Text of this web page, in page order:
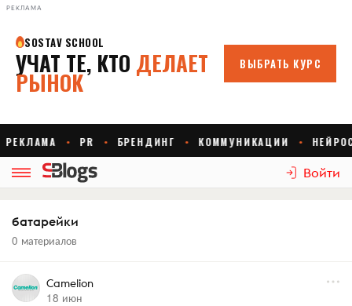
РЕКЛАМА
Войти
батарейки
0 материалов
Camelion
18 июн